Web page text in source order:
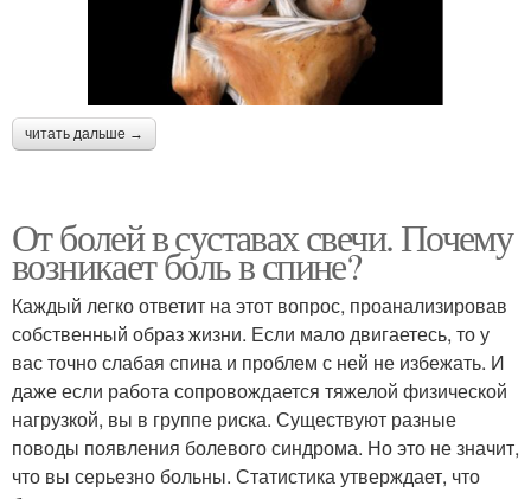
читать дальше →
От болей в суставах свечи. Почему
возникает боль в спине?
Каждый легко ответит на этот вопрос, проанализировав
собственный образ жизни. Если мало двигаетесь, то у
вас точно слабая спина и проблем с ней не избежать. И
даже если работа сопровождается тяжелой физической
нагрузкой, вы в группе риска. Существуют разные
поводы появления болевого синдрома. Но это не значит,
что вы серьезно больны. Статистика утверждает, что